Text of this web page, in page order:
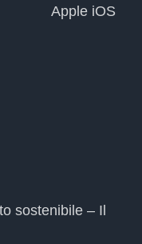
Apple iOS
sostenibile – Il